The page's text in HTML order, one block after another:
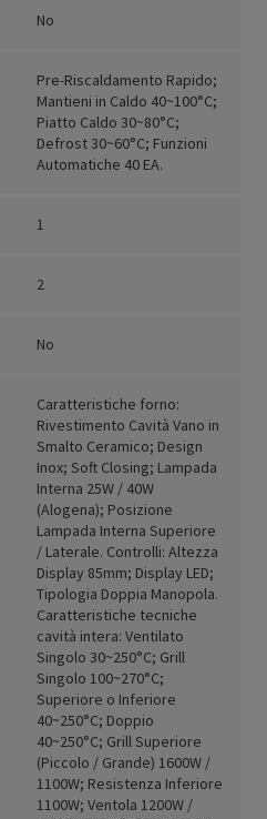
No
Pre-Riscaldamento Rapido;
Mantieni in Caldo 40~100°C;
Piatto Caldo 30~80°C;
Defrost 30~60°C; Funzioni
Automatiche 40 EA.
1
2
No
Caratteristiche forno:
Rivestimento Cavità Vano in
Smalto Ceramico; Design
Inox; Soft Closing; Lampada
Interna 25W / 40W
(Alogena); Posizione
Lampada Interna Superiore
/ Laterale. Controlli: Altezza
Display 85mm; Display LED;
Tipologia Doppia Manopola.
Caratteristiche tecniche
cavità intera: Ventilato
Singolo 30~250°C; Grill
Singolo 100~270°C;
Superiore o Inferiore
40~250°C; Doppio
40~250°C; Grill Superiore
(Piccolo / Grande) 1600W /
1100W; Resistenza Inferiore
1100W; Ventola 1200W /